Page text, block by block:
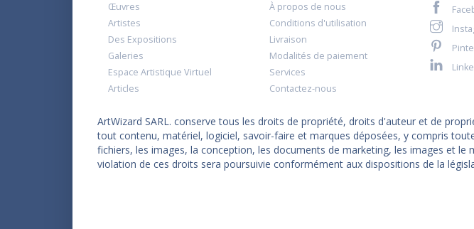
Œuvres
Artistes
Des Expositions
Galeries
Espace Artistique Virtuel
Articles
À propos de nous
Conditions d'utilisation
Livraison
Modalités de paiement
Services
Contactez-nous
ArtWizard SARL. conserve tous les droits de propriété, droits d'auteur et de
tout contenu, matériel, logiciel, savoir-faire et marques déposées, y compris
fichiers, les images, la conception, les documents de marketing, les images et le
violation de ces droits sera poursuivie conformément aux dispositions de la